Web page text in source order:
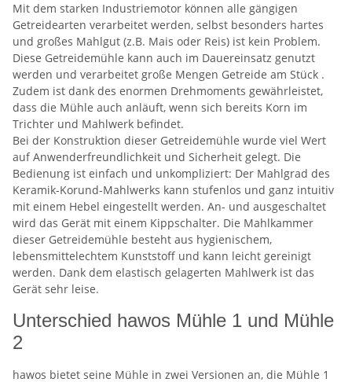
Mit dem starken Industriemotor können alle gängigen
Getreidearten verarbeitet werden, selbst besonders hartes
und großes Mahlgut (z.B. Mais oder Reis) ist kein Problem.
Diese Getreidemühle kann auch im Dauereinsatz genutzt
werden und verarbeitet große Mengen Getreide am Stück .
Zudem ist dank des enormen Drehmoments gewährleistet,
dass die Mühle auch anläuft, wenn sich bereits Korn im
Trichter und Mahlwerk befindet.
Bei der Konstruktion dieser Getreidemühle wurde viel Wert
auf Anwenderfreundlichkeit und Sicherheit gelegt. Die
Bedienung ist einfach und unkompliziert: Der Mahlgrad des
Keramik-Korund-Mahlwerks kann stufenlos und ganz intuitiv
mit einem Hebel eingestellt werden. An- und ausgeschaltet
wird das Gerät mit einem Kippschalter. Die Mahlkammer
dieser Getreidemühle besteht aus hygienischem,
lebensmittelechtem Kunststoff und kann leicht gereinigt
werden. Dank dem elastisch gelagerten Mahlwerk ist das
Gerät sehr leise.
Unterschied hawos Mühle 1 und Mühle
2
hawos bietet seine Mühle in zwei Versionen an, die Mühle 1